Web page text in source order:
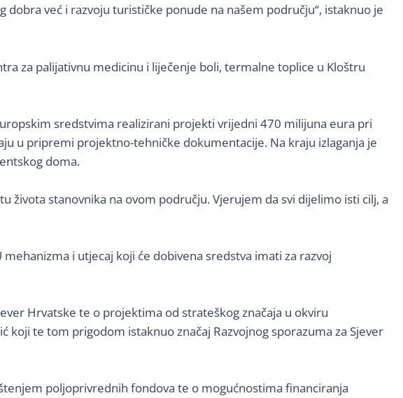
već i razvoju turističke ponude na našem području“, istaknuo je
za palijativnu medicinu i liječenje boli, termalne toplice u Kloštru
sredstvima realizirani projekti vrijedni 470 milijuna eura pri
u pripremi projektno-tehničke dokumentacije. Na kraju izlaganja je
doma.
života stanovnika na ovom području. Vjerujem da svi dijelimo isti cilj, a
i utjecaj koji će dobivena sredstva imati za razvoj
Hrvatske te o projektima od strateškog značaja u okviru
te tom prigodom istaknuo značaj Razvojnog sporazuma za Sjever
poljoprivrednih fondova te o mogućnostima financiranja